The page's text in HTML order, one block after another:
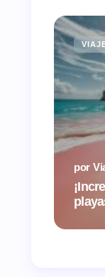
por